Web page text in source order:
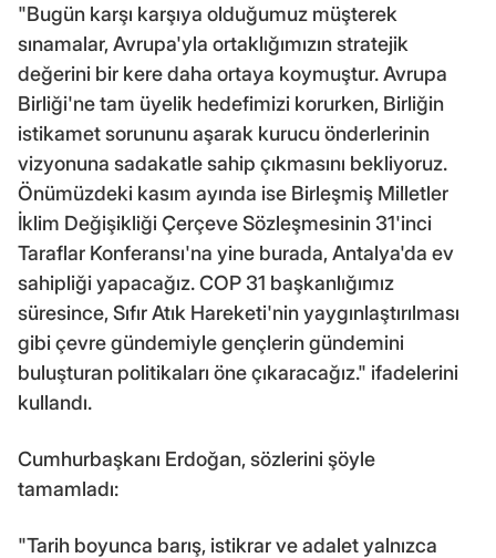
"Bugün karşı karşıya olduğumuz müşterek
sınamalar, Avrupa'yla ortaklığımızın stratejik
değerini bir kere daha ortaya koymuştur. Avrupa
Birliği'ne tam üyelik hedefimizi korurken, Birliğin
istikamet sorununu aşarak kurucu önderlerinin
vizyonuna sadakatle sahip çıkmasını bekliyoruz.
Önümüzdeki kasım ayında ise Birleşmiş Milletler
İklim Değişikliği Çerçeve Sözleşmesinin 31'inci
Taraflar Konferansı'na yine burada, Antalya'da ev
sahipliği yapacağız. COP 31 başkanlığımız
süresince, Sıfır Atık Hareketi'nin yaygınlaştırılması
gibi çevre gündemiyle gençlerin gündemini
buluşturan politikaları öne çıkaracağız." ifadelerini
kullandı.
Cumhurbaşkanı Erdoğan, sözlerini şöyle
tamamladı:
"Tarih boyunca barış, istikrar ve adalet yalnızca